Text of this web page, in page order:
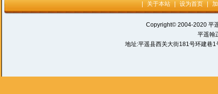
关于本站 设为首页
Copyright© 2004-2020 平
平遥翰
地址:平遥县西关大街181号环建